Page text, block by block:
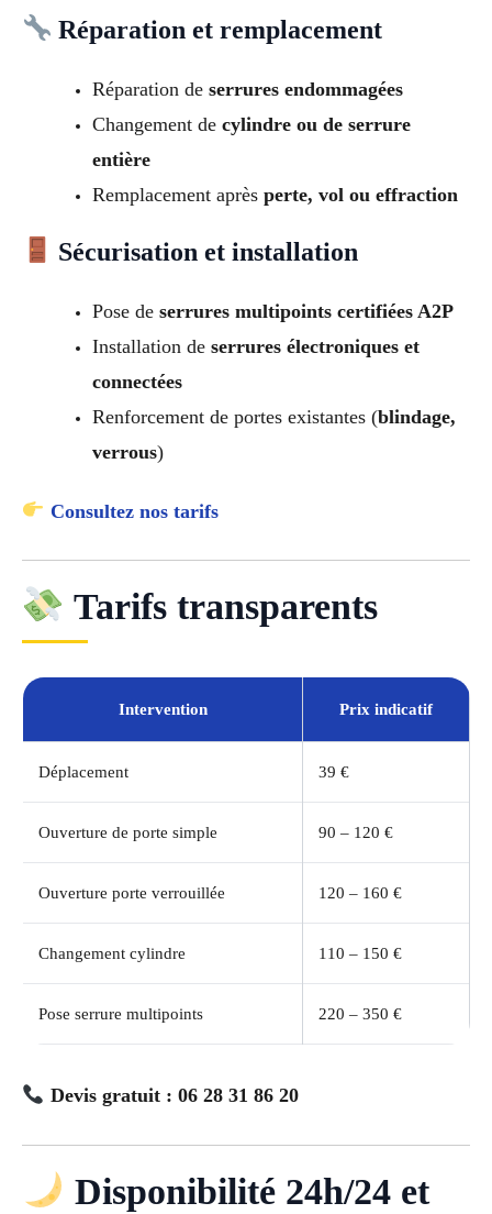
Réparation et remplacement
Réparation de serrures endommagées
Changement de cylindre ou de serrure
entière
Remplacement après perte, vol ou effraction
Sécurisation et installation
Pose de serrures multipoints certifiées A2P
Installation de serrures électroniques et
connectées
Renforcement de portes existantes (blindage,
verrous)
Consultez nos tarifs
Tarifs transparents
Intervention Prix indicatif
Déplacement 39 €
Ouverture de porte simple 90 – 120 €
Ouverture porte verrouillée 120 – 160 €
Changement cylindre 110 – 150 €
Pose serrure multipoints 220 – 350 €
Devis gratuit : 06 28 31 86 20
Disponibilité 24h/24 et